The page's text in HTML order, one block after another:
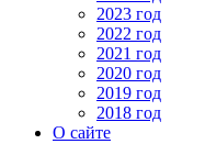
2023 год
2022 год
2021 год
2020 год
2019 год
2018 год
О сайте